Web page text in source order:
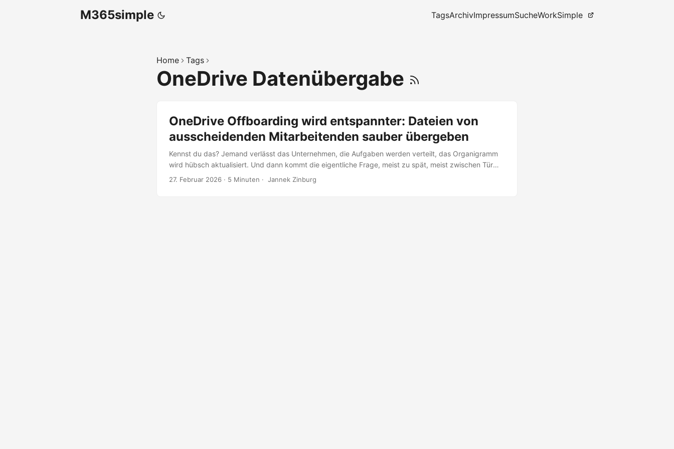
M365simple TagsArchivImpressumSucheWorkSimple
Home Tags
OneDrive Datenübergabe
OneDrive Offboarding wird entspannter: Dateien von
ausscheidenden Mitarbeitenden sauber übergeben
Kennst du das? Jemand verlässt das Unternehmen, die Aufgaben werden verteilt, das Organigramm
wird hübsch aktualisiert. Und dann kommt die eigentliche Frage, meist zu spät, meist zwischen Tür
und Angel: Wo sind eigentlich die Dateien? Nicht „die Datei“, sondern die ganze kleine Welt aus
27. Februar 2026 · 5 Minuten · Jannek Zinburg